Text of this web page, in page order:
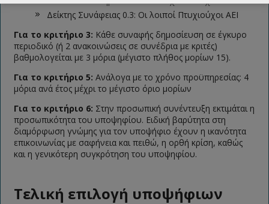
Δείκτης Συνάφειας 0.3: Οι λοιποί Πτυχιούχοι ΑΕΙ
Για το κριτήριο 3: Κάθε συναφής δημοσίευση σε έγκυρο
περιοδικό (ή 2 ανακοινώσεις σε συνέδρια με κριτές)
βαθμολογείται με 3 μόρια (μέγιστο πλήθος μορίων 15).
Για το κριτήριο 5:Ανάλογα με το χρόνο προϋπηρεσίας: 4
μόρια ανά έτος μέχρι το μέγιστο όριο μορίων
Για το κριτήριο 6: Στην προσωπική συνέντευξη εκτιμάται η
προσωπικότητα του υποψηφίου. Ειδική βαρύτητα στη
διαμόρφωση γνώμης για τον υποψήφιο έχουν η ικανότητα
επικοινωνίας με σαφήνεια και πειθώ, η ορθή κρίση, καθώς
και η γενικότερη συγκρότηση του υποψηφίου.
Τελική επιλογή υποψήφιων